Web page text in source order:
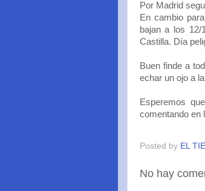
Por Madrid
En cambio
bajan a los
Castilla. Día
Buen finde a
echar un ojo a
Esperemos
comentando en
Posted by EL
No hay